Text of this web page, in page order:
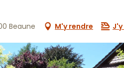
Beaune M'y rendre